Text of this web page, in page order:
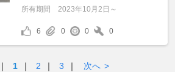
所有期間 2023年10月2日～
6 0 0 0
｜ 1 ｜ 2 ｜ 3 ｜ 次へ >